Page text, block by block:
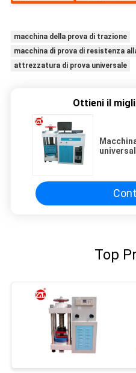
macchina della prova di trazione
macchina di prova di resistenza
attrezzatura di prova universale
Ottieni il
Top